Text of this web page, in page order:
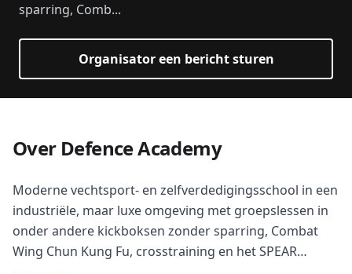
sparring, Comb...
Organisator een bericht sturen
Over Defence Academy
Moderne vechtsport- en zelfverdedigingsschool in een
industriële, maar luxe omgeving met groepslessen in
onder andere kickboksen zonder sparring, Combat
Wing Chun Kung Fu, crosstraining en het SPEAR